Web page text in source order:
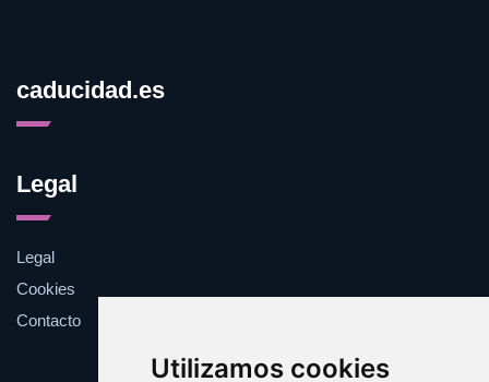
Utilizamos cookies
caducidad.es
Legal
Legal
Cookies
Contacto